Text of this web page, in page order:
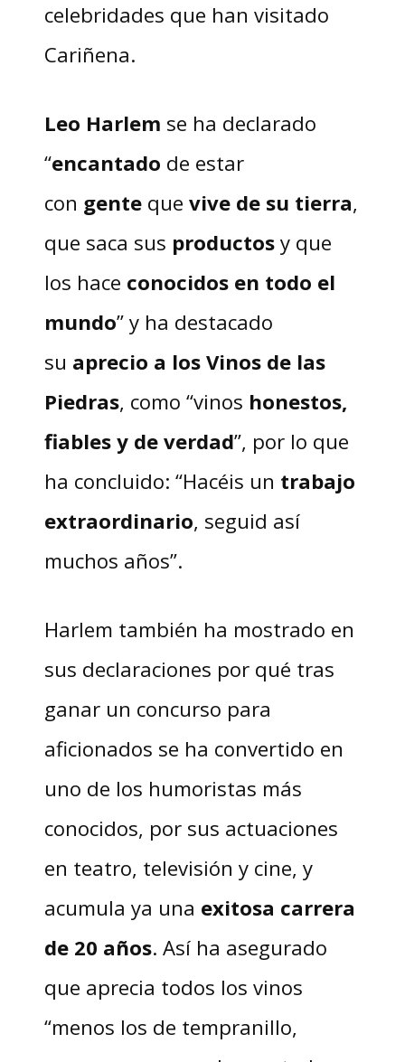
celebridades que han visitado
Cariñena.
Leo Harlem se ha declarado
“encantado de estar
con genteque vive de su tierra,
que saca sus productosy que
los hace conocidos en todo el
mundo” y ha destacado
su aprecio a los Vinos de las
Piedras, como “vinos honestos,
fiables y de verdad”, por lo que
ha concluido: “Hacéis un trabajo
extraordinario, seguid así
muchos años”.
Harlem también ha mostrado en
sus declaraciones por qué tras
ganar un concurso para
aficionados se ha convertido en
uno de los humoristas más
conocidos, por sus actuaciones
en teatro, televisión y cine, y
acumula ya una exitosa carrera
de 20 años. Así ha asegurado
que aprecia todos los vinos
“menos los de tempranillo,